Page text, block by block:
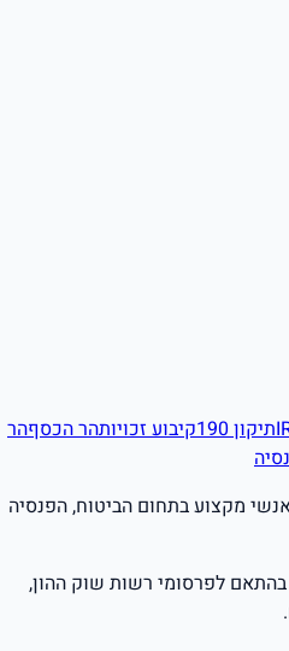
תיקון 190 קיבוע זכויותהר הכסףהר
מקצוע בתחום הביטוח, הפנסיה
לפרסומי רשות שוק ההון,